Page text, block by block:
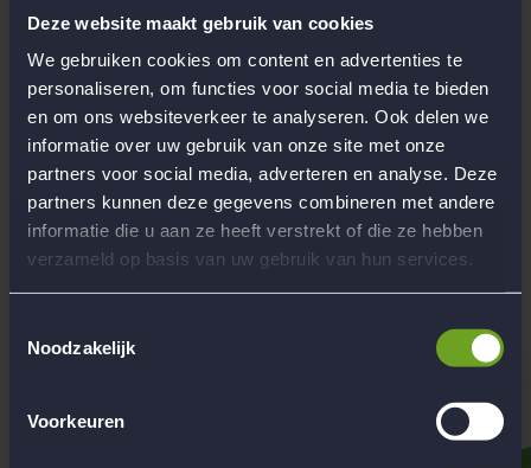
Deze website maakt gebruik van cookies
We gebruiken cookies om content en advertenties te
personaliseren, om functies voor social media te bieden
en om ons websiteverkeer te analyseren. Ook delen we
informatie over uw gebruik van onze site met onze
partners voor social media, adverteren en analyse. Deze
partners kunnen deze gegevens combineren met andere
informatie die u aan ze heeft verstrekt of die ze hebben
verzameld op basis van uw gebruik van hun services.
Noodzakelijk
Voorkeuren
15-daagse onvergetelijke roadtrip West Coast USA, 10-
Daagse luxe topreis naar Winterberg, Duitsland, 12-Daagse
genietreis naar mystiek Schotland, Groot-Brittannië, 12-
Daagse droomreis naar weergaloos Karlsbad, Tsjechië, 12-
Daagse indrukwekkende topreis naar Telemark, Noorwegen
Persoonlijke reiservaring
Roadtrip door USA en Canada, backpacken door
verschillende landen in Midden-/Zuid-Amerika en Zuidoost-
Azië, een wandelreis door Nieuw-Zeeland en natuurlijk ook
mooie vakanties binnen Europa :)
Werken bij Flow Reizen
Contact